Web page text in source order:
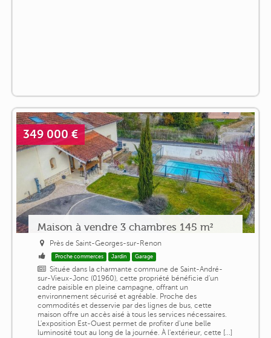
349 000 €
Maison à vendre 3 chambres 145 m²
Près de Saint-Georges-sur-Renon
Proche commerces Jardin Garage
Située dans la charmante commune de Saint-André-
sur-Vieux-Jonc (01960), cette propriété bénéficie d'un
cadre paisible en pleine campagne, offrant un
environnement sécurisé et agréable. Proche des
commodités et desservie par des lignes de bus, cette
maison offre un accès aisé à tous les services nécessaires.
L'exposition Est-Ouest permet de profiter d'une belle
luminosité tout au long de la journée. À l'extérieur, cette [...]